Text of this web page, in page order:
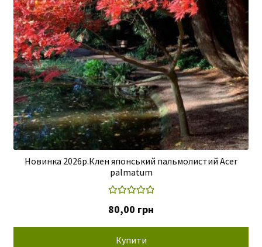
Новинка 2026р.Клен японський пальмолистий Acer
palmatum
5.00з 5
80,00 грн
Купити